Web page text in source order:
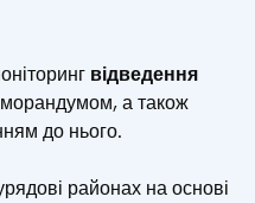
відведення
а також
до нього.
районах на основі